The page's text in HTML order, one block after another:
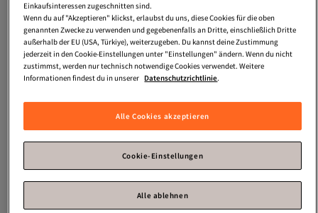
JOOP!Versand Kostenlos
Gratis Versand
Einkaufsinteressen zugeschnitten sind.
Wenn du auf "Akzeptieren" klickst, erlaubst du uns, diese Cookies für die oben
genannten Zwecke zu verwenden und gegebenenfalls an Dritte, einschließlich Dritte
außerhalb der EU (USA, Türkiye), weiterzugeben. Du kannst deine Zustimmung
jederzeit in den Cookie-Einstellungen unter "Einstellungen" ändern. Wenn du nicht
zustimmst, werden nur technisch notwendige Cookies verwendet. Weitere
Informationen findest du in unserer Datenschutzrichtlinie.
Alle Cookies akzeptieren
Cookie-Einstellungen
Alle ablehnen